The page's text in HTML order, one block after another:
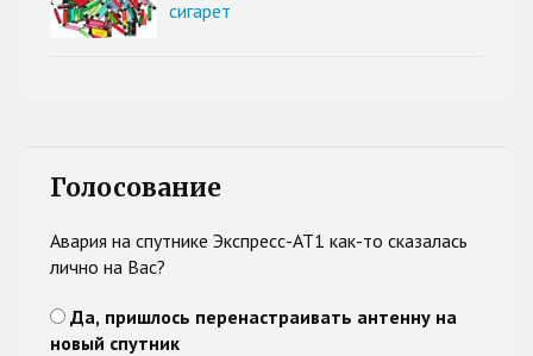
сигарет
Голосование
Авария на спутнике Экспресс-АТ1 как-то сказалась
лично на Вас?
Да, пришлось перенастраивать антенну на
новый спутник